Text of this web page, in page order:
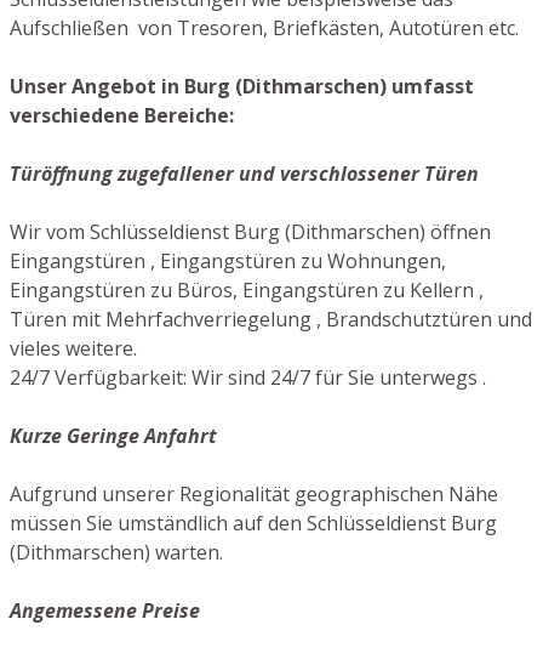
Aufschließen von Tresoren, Briefkästen, Autotüren etc.
Unser Angebot in Burg (Dithmarschen) umfasst
verschiedene Bereiche:
Türöffnung zugefallener und verschlossener Türen
Wir vom Schlüsseldienst Burg (Dithmarschen) öffnen
Eingangstüren , Eingangstüren zu Wohnungen,
Eingangstüren zu Büros, Eingangstüren zu Kellern ,
Türen mit Mehrfachverriegelung , Brandschutztüren und
vieles weitere.
24/7 Verfügbarkeit: Wir sind 24/7 für Sie unterwegs .
Kurze Geringe Anfahrt
Aufgrund unserer Regionalität geographischen Nähe
müssen Sie umständlich auf den Schlüsseldienst Burg
(Dithmarschen) warten.
Angemessene Preise